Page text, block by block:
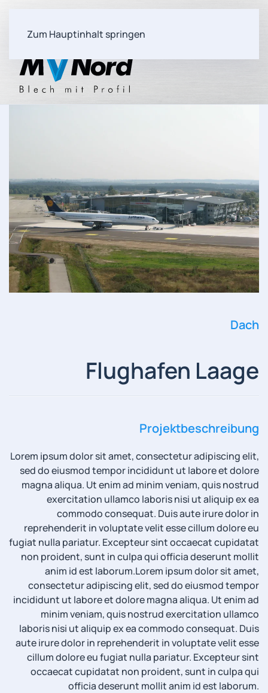
Zum Hauptinhalt springen
Dach
Flughafen Laage
Projektbeschreibung
Lorem ipsum dolor sit amet, consectetur adipiscing elit,
sed do eiusmod tempor incididunt ut labore et dolore
magna aliqua. Ut enim ad minim veniam, quis nostrud
exercitation ullamco laboris nisi ut aliquip ex ea
commodo consequat. Duis aute irure dolor in
reprehenderit in voluptate velit esse cillum dolore eu
fugiat nulla pariatur. Excepteur sint occaecat cupidatat
non proident, sunt in culpa qui officia deserunt mollit
anim id est laborum.Lorem ipsum dolor sit amet,
consectetur adipiscing elit, sed do eiusmod tempor
incididunt ut labore et dolore magna aliqua. Ut enim ad
minim veniam, quis nostrud exercitation ullamco
laboris nisi ut aliquip ex ea commodo consequat. Duis
aute irure dolor in reprehenderit in voluptate velit esse
cillum dolore eu fugiat nulla pariatur. Excepteur sint
occaecat cupidatat non proident, sunt in culpa qui
officia deserunt mollit anim id est laborum.